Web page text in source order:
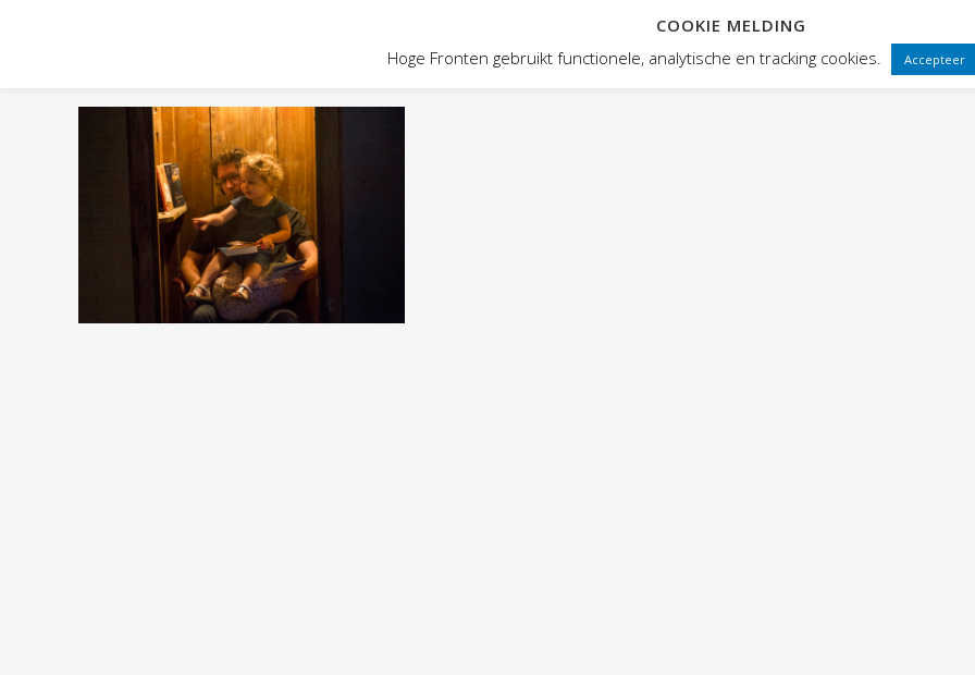
VOORSTELLINGEN PUBLIEKSWERKING
COOKIE MELDING
Hoge Fronten gebruikt functionele, analytische en tracking cookies.
Accepteer